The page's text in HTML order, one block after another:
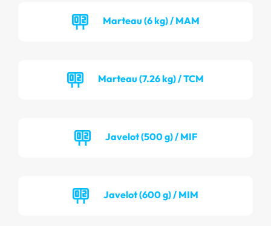
Marteau (6 kg) / MAM
Marteau (7.26 kg) / TCM
Javelot (500 g) / MIF
Javelot (600 g) / MIM